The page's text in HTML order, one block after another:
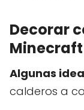
Decorar
Minecraft
Algunas
calderos a